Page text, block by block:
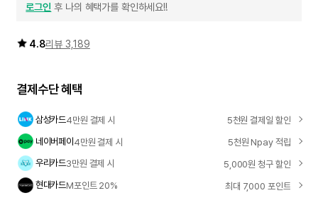
로그인 후 나의 혜택가를 확인하세요!!
4.8리뷰 3,189
결제수단 혜택
삼성카드4만원 결제 시
5천원 결제일 할인
네이버페이4만원 결제 시
5천원 Npay 적립
우리카드3만원 결제 시
5,000원 청구 할인
현대카드M포인트 20% 최대 7,000 포인트